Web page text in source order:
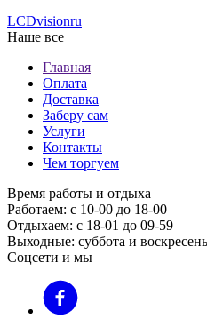
LCDvisionru
Наше все
Главная
Оплата
Доставка
Заберу сам
Услуги
Контакты
Чем торгуем
Время работы и отдыха
Работаем: с 10-00 до 18-00
Отдыхаем: с 18-01 до 09-59
Выходные: суббота и
Соцсети и мы